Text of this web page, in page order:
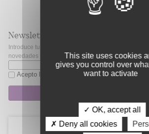
Newsletter
Introduce tu correo electrónico si quieres
novedades de Fibao.
Acepto la política de privacidad
This site uses cookies
gives you control over
want to activate
✓ OK, accept all
✗ Deny all cookies